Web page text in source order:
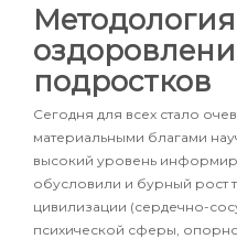
Методология
подростков
Сегодня для всех стало
материальными благами
высокий уровень
обусловили и бурный рост
цивилизации (сердечно-
психической сферы,